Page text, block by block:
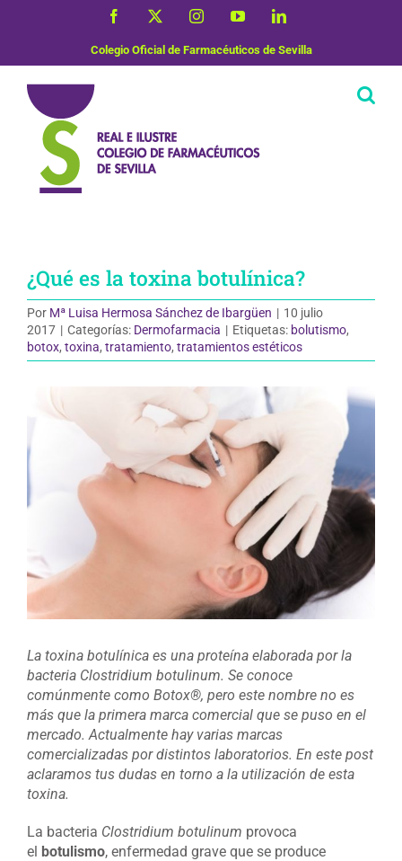
Facebook InstagramYouTubeLinkedIn
Colegio Oficial de Farmacéuticos de Sevilla
¿Qué es la toxina botulínica?
Por Mª Luisa Hermosa Sánchez de Ibargüen | 10 julio
2017 | Categorías: Dermofarmacia | Etiquetas: bolutismo,
botox, toxina, tratamiento, tratamientos estéticos
imagen
grande
La toxina botulínica es una proteína elaborada por la
bacteria Clostridium botulinum. Se conoce
comúnmente como Botox®, pero este nombre no es
más que la primera marca comercial que se puso en el
mercado. Actualmente hay varias marcas
comercializadas por distintos laboratorios. En este post
aclaramos tus dudas en torno a la utilización de esta
toxina.
La bacteria Clostridium botulinum provoca
el botulismo, enfermedad grave que se produce